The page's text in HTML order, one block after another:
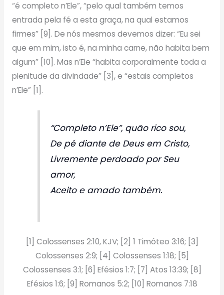
“é completo n’Ele”, “pelo qual também temos
entrada pela fé a esta graça, na qual estamos
firmes” [9]. De nós mesmos devemos dizer: “Eu sei
que em mim, isto é, na minha carne, não habita bem
algum” [10]. Mas n’Ele “habita corporalmente toda a
plenitude da divindade” [3], e “estais completos
n’Ele” [1].
“Completo n’Ele”, quão rico sou,
De pé diante de Deus em Cristo,
Livremente perdoado por Seu
amor,
Aceito e amado também.
[1] Colossenses 2:10, KJV; [2] 1 Timóteo 3:16; [3]
Colossenses 2:9; [4] Colossenses 1:18; [5]
Colossenses 3:1; [6] Efésios 1:7; [7] Atos 13:39; [8]
Efésios 1:6; [9] Romanos 5:2; [10] Romanos 7:18